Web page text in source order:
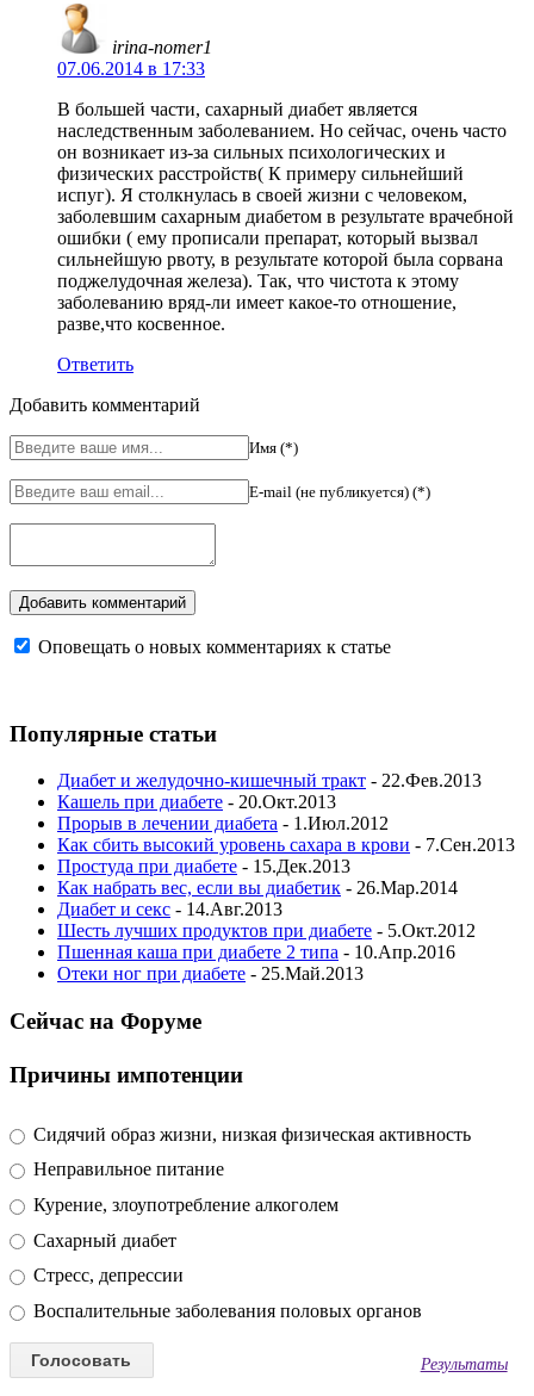
irina-nomer1
07.06.2014 в 17:33
В большей части, сахарный диабет является
наследственным заболеванием. Но сейчас, очень часто
он возникает из-за сильных психологических и
физических расстройств( К примеру сильнейший
испуг). Я столкнулась в своей жизни с человеком,
заболевшим сахарным диабетом в результате врачебной
ошибки ( ему прописали препарат, который вызвал
сильнейшую рвоту, в результате которой была сорвана
поджелудочная железа). Так, что чистота к этому
заболеванию вряд-ли имеет какое-то отношение,
разве,что косвенное.
Ответить
Добавить комментарий
Имя (*)
E-mail (не публикуется) (*)
Оповещать о новых комментариях к статье
Популярные статьи
Диабет и желудочно-кишечный тракт - 22.Фев.2013
Кашель при диабете - 20.Окт.2013
Прорыв в лечении диабета - 1.Июл.2012
Как сбить высокий уровень сахара в крови - 7.Сен.2013
Простуда при диабете - 15.Дек.2013
Как набрать вес, если вы диабетик - 26.Мар.2014
Диабет и секс - 14.Авг.2013
Шесть лучших продуктов при диабете - 5.Окт.2012
Пшенная каша при диабете 2 типа - 10.Апр.2016
Отеки ног при диабете - 25.Май.2013
Сейчас на Форуме
Причины импотенции
Сидячий образ жизни, низкая физическая активность
Неправильное питание
Курение, злоупотребление алкоголем
Сахарный диабет
Стресс, депрессии
Воспалительные заболевания половых органов
Результаты